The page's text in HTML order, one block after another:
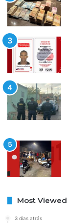
Most Viewed
3 dias atrás